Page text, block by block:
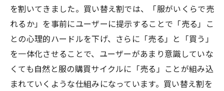
を割いてきました。買い替え割では、「服がいくらで売
れるか」を事前にユーザーに提示することで「売る」こ
との心理的ハードルを下げ、さらに「売る」と「買う」
を一体化させることで、ユーザーがあまり意識していな
くても自然と服の購買サイクルに「売る」ことが組み込
まれていくような仕組みになっています。買い替え割を